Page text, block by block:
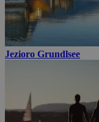
Jezioro Grundlsee